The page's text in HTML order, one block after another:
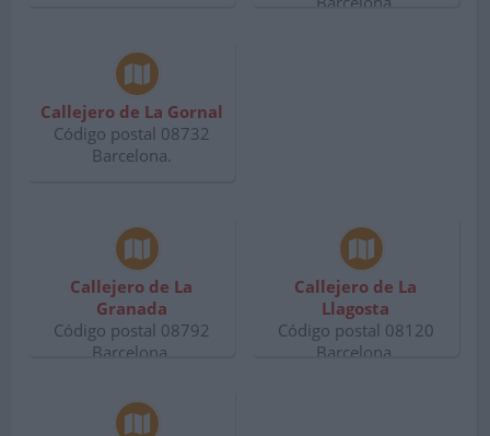
Callejero de La Gornal
Código postal 08732
Barcelona.
Callejero de La
Granada
Código postal 08792
Barcelona.
Callejero de La
Llagosta
Código postal 08120
Barcelona.